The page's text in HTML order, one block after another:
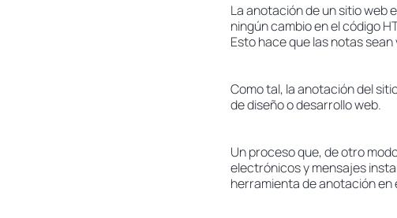
La anotación de un sitio web
ningún cambio en el código
Esto hace que las notas
Como tal, la anotación del
de diseño o desarrollo web.
Un proceso que, de otro
electrónicos y mensajes
herramienta de anotación en